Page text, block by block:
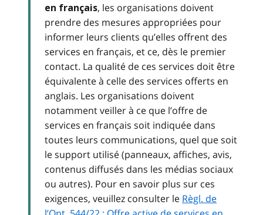
en français, les organisations doivent
prendre des mesures appropriées pour
informer leurs clients qu’elles offrent des
services en français, et ce, dès le premier
contact. La qualité de ces services doit être
équivalente à celle des services offerts en
anglais. Les organisations doivent
notamment veiller à ce que l’offre de
services en français soit indiquée dans
toutes leurs communications, quel que soit
le support utilisé (panneaux, affiches, avis,
contenus diffusés dans les médias sociaux
ou autres). Pour en savoir plus sur ces
exigences, veuillez consulter le Règl. de